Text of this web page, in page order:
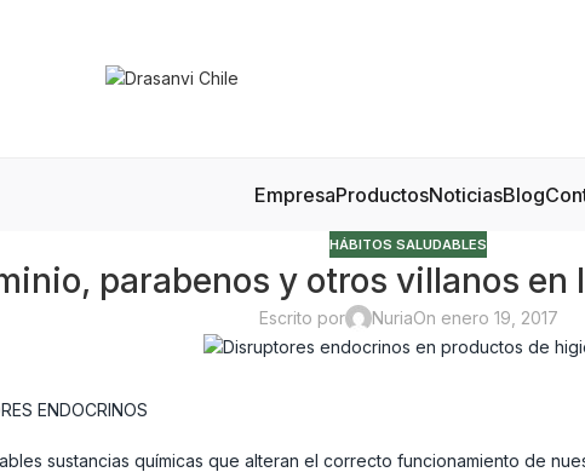
EmpresaProductosNoticiasBlog
HÁBITOS SALUDABLES
parabenos y otros villanos en
Escrito por NuriaOn enero 19, 2017
ENDOCRINOS
sustancias químicas que alteran el correcto funcionamiento de